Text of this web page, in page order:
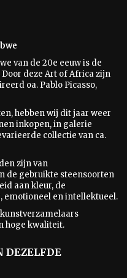
van de 20e eeuw is de
deze Art of Africa zijn
oa. Pablo Picasso,
hebben wij dit jaar weer
inkopen, in galerie
collectie van ca.
zijn van
de gebruikte steensoorten
aan kleur, de
emotioneel en intellektueel.
hoge kwaliteit.
DEZELFDE